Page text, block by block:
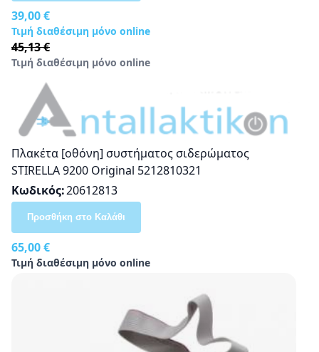
Ειδική Τιμή
39,00 €
Τιμή διαθέσιμη μόνο online
Κανονική τιμή
45,13 €
Τιμή διαθέσιμη μόνο online
Πλακέτα [οθόνη] συστήματος σιδερώματος
STIRELLA 9200 Original 5212810321
Κωδικός 20612813
65,00 €
Τιμή διαθέσιμη μόνο online
Προσθήκη στο Καλάθι